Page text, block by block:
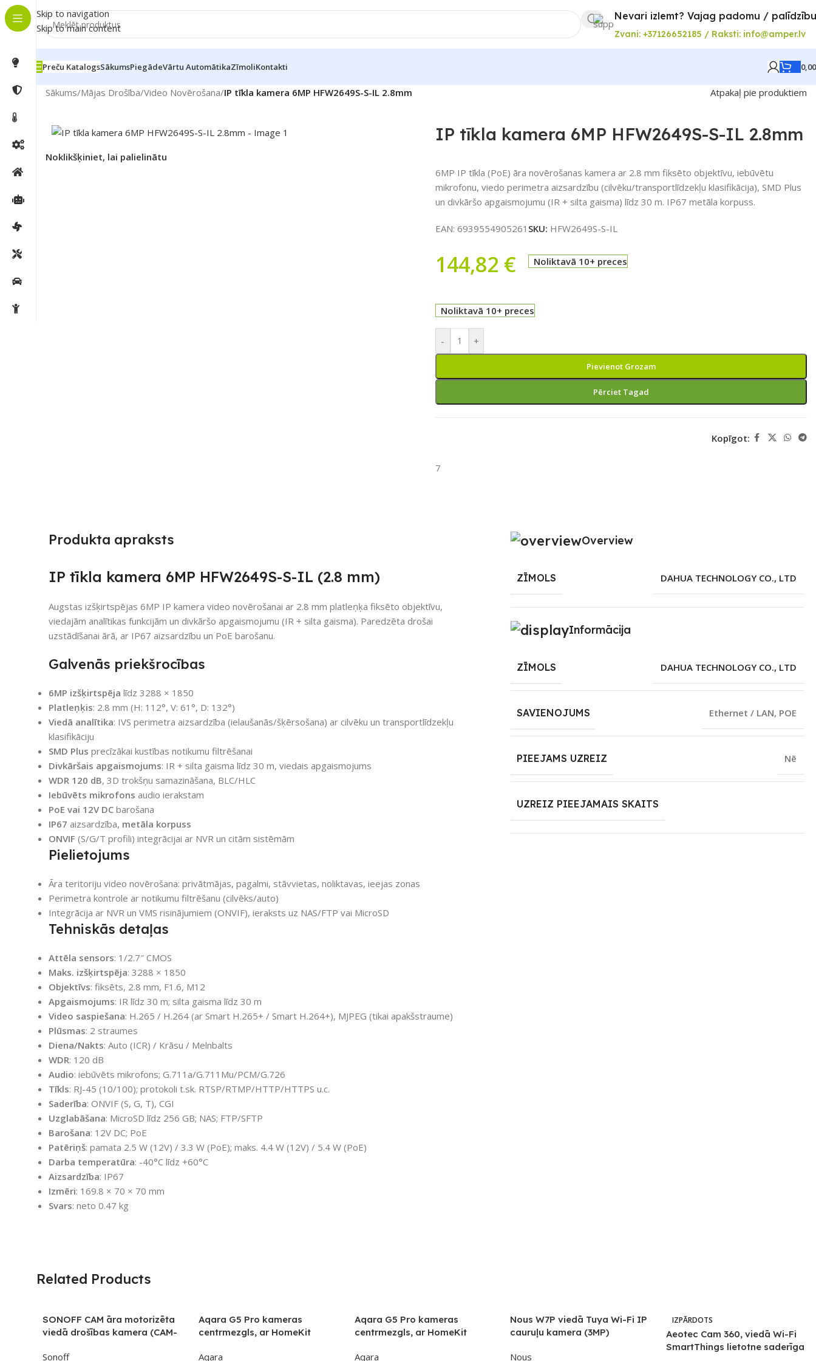
Skip to navigation
Skip to main content
Nevari izlemt? Vajag padomu /
Zvani: +37126652185 / Raksti: info@amper.lv
Preču KatalogsSākumsPiegādeVārtu AutomātikaZīmoliKontakti
Sākums/Mājas Drošība/Video Novērošana/IP tīkla kamera 6MP HFW2649S-S-IL 2.8mm Atpakaļ pie produktiem
Noklikšķiniet, lai palielinātu
IP tīkla kamera 6MP HFW2649S-S-IL 2.8mm
6MP IP tīkla (PoE) āra novērošanas kamera ar 2.8 mm fiksēto objektīvu, iebūvētu
mikrofonu, viedo perimetra aizsardzību (cilvēku/transportlīdzekļu klasifikācija), SMD Plus
un divkāršo apgaismojumu (IR + silta gaisma) līdz 30 m. IP67 metāla korpuss.
EAN: 6939554905261 SKU: HFW2649S-S-IL
144,82 € Noliktavā 10+ preces
Noliktavā 10+ preces
- +
Pievienot Grozam
Pērciet Tagad
Kopīgot:
7
Produkta apraksts
IP tīkla kamera 6MP HFW2649S-S-IL (2.8 mm)
Augstas izšķirtspējas 6MP IP kamera video novērošanai ar 2.8 mm platleņķa fiksēto objektīvu,
viedajām analītikas funkcijām un divkāršo apgaismojumu (IR + silta gaisma). Paredzēta drošai
uzstādīšanai ārā, ar IP67 aizsardzību un PoE barošanu.
Galvenās priekšrocības
6MP izšķirtspēja līdz 3288 × 1850
Platleņķis: 2.8 mm (H: 112°, V: 61°, D: 132°)
Viedā analītika: IVS perimetra aizsardzība (ielaušanās/šķērsošana) ar cilvēku un transportlīdzekļu
klasifikāciju
SMD Plus precīzākai kustības notikumu filtrēšanai
Divkāršais apgaismojums: IR + silta gaisma līdz 30 m, viedais apgaismojums
WDR 120 dB, 3D trokšņu samazināšana, BLC/HLC
Iebūvēts mikrofons audio ierakstam
PoE vai 12V DC barošana
IP67 aizsardzība, metāla korpuss
ONVIF (S/G/T profili) integrācijai ar NVR un citām sistēmām
Pielietojums
Āra teritoriju video novērošana: privātmājas, pagalmi, stāvvietas, noliktavas, ieejas zonas
Perimetra kontrole ar notikumu filtrēšanu (cilvēks/auto)
Integrācija ar NVR un VMS risinājumiem (ONVIF), ieraksts uz NAS/FTP vai MicroSD
Tehniskās detaļas
Attēla sensors: 1/2.7″ CMOS
Maks. izšķirtspēja: 3288 × 1850
Objektīvs: fiksēts, 2.8 mm, F1.6, M12
Apgaismojums: IR līdz 30 m; silta gaisma līdz 30 m
Video saspiešana: H.265 / H.264 (ar Smart H.265+ / Smart H.264+), MJPEG (tikai apakšstraume)
Plūsmas: 2 straumes
Diena/Nakts: Auto (ICR) / Krāsu / Melnbalts
WDR: 120 dB
Audio: iebūvēts mikrofons; G.711a/G.711Mu/PCM/G.726
Tīkls: RJ-45 (10/100); protokoli t.sk. RTSP/RTMP/HTTP/HTTPS u.c.
Saderība: ONVIF (S, G, T), CGI
Uzglabāšana: MicroSD līdz 256 GB; NAS; FTP/SFTP
Barošana: 12V DC; PoE
Patēriņš: pamata 2.5 W (12V) / 3.3 W (PoE); maks. 4.4 W (12V) / 5.4 W (PoE)
Darba temperatūra: -40°C līdz +60°C
Aizsardzība: IP67
Izmēri: 169.8 × 70 × 70 mm
Svars: neto 0.47 kg
Overview
ZĪMOLS DAHUA TECHNOLOGY CO., LTD
Informācija
ZĪMOLS DAHUA TECHNOLOGY CO., LTD
SAVIENOJUMS Ethernet / LAN, POE
PIEEJAMS UZREIZ Nē
UZREIZ PIEEJAMAIS SKAITS
Related Products
SONOFF CAM āra motorizēta
viedā drošības kamera (CAM-
Sonoff
Aqara G5 Pro kameras
centrmezgls, ar HomeKit
ar iebūvētu Zigbee un Thread
Aqara
Aqara G5 Pro kameras
centrmezgls, ar HomeKit
ar iebūvētu Zigbee un Thread
Aqara
Nous W7P viedā Tuya Wi-Fi IP
cauruļu kamera (3MP)
Nous
IZPĀRDOTS
Aeotec Cam 360, viedā Wi-Fi
SmartThings lietotne saderīga